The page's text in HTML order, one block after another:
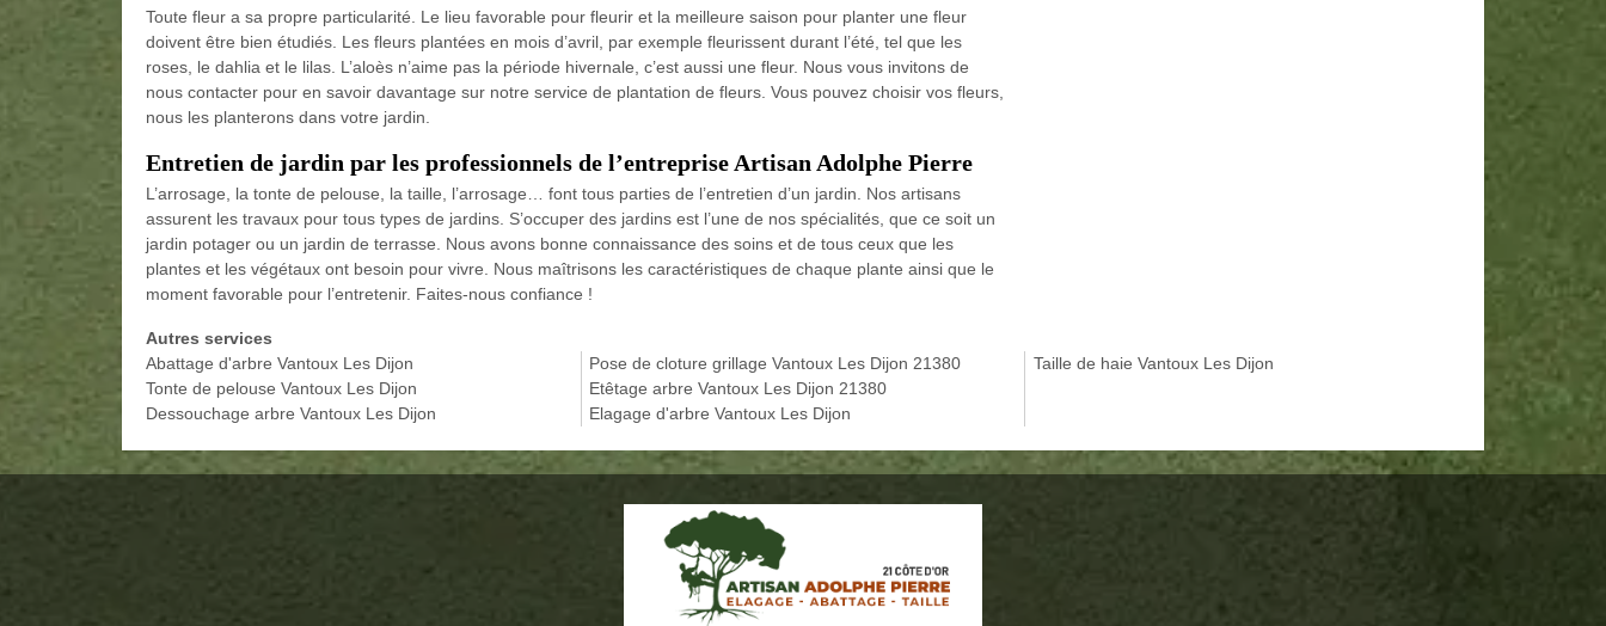
Toute fleur a sa propre particularité. Le lieu favorable pour fleurir et la meilleure saison pour planter une fleur
doivent être bien étudiés. Les fleurs plantées en mois d’avril, par exemple fleurissent durant l’été, tel que les
roses, le dahlia et le lilas. L’aloès n’aime pas la période hivernale, c’est aussi une fleur. Nous vous invitons de
nous contacter pour en savoir davantage sur notre service de plantation de fleurs. Vous pouvez choisir vos fleurs,
nous les planterons dans votre jardin.
Entretien de jardin par les professionnels de l’entreprise Artisan Adolphe Pierre
L’arrosage, la tonte de pelouse, la taille, l’arrosage… font tous parties de l’entretien d’un jardin. Nos artisans
assurent les travaux pour tous types de jardins. S’occuper des jardins est l’une de nos spécialités, que ce soit un
jardin potager ou un jardin de terrasse. Nous avons bonne connaissance des soins et de tous ceux que les
plantes et les végétaux ont besoin pour vivre. Nous maîtrisons les caractéristiques de chaque plante ainsi que le
moment favorable pour l’entretenir. Faites-nous confiance !
Autres services
Abattage d'arbre Vantoux Les Dijon
Tonte de pelouse Vantoux Les Dijon
Dessouchage arbre Vantoux Les Dijon
Pose de cloture grillage Vantoux Les Dijon 21380
Etêtage arbre Vantoux Les Dijon 21380
Elagage d'arbre Vantoux Les Dijon
Taille de haie Vantoux Les Dijon